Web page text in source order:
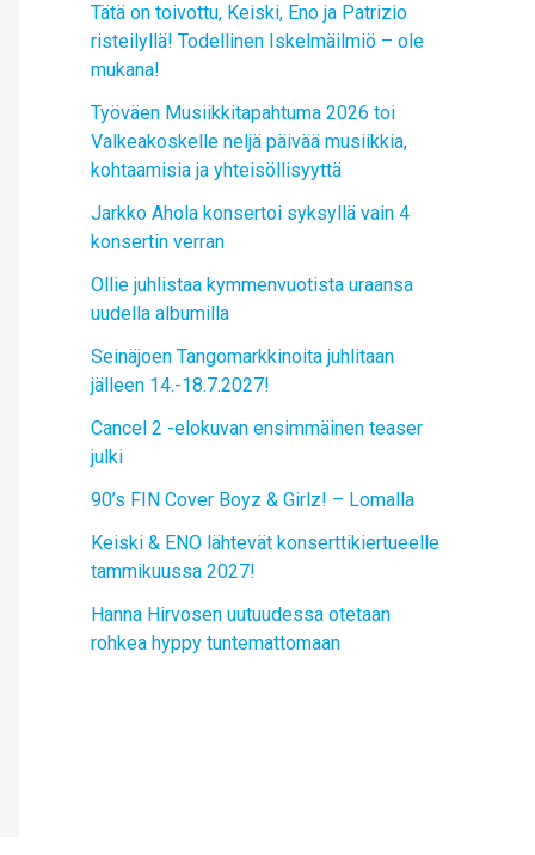
Tätä on toivottu, Keiski, Eno ja Patrizio
risteilyllä! Todellinen Iskelmäilmiö – ole
mukana!
Työväen Musiikkitapahtuma 2026 toi
Valkeakoskelle neljä päivää musiikkia,
kohtaamisia ja yhteisöllisyyttä
Jarkko Ahola konsertoi syksyllä vain 4
konsertin verran
Ollie juhlistaa kymmenvuotista uraansa
uudella albumilla
Seinäjoen Tangomarkkinoita juhlitaan
jälleen 14.-18.7.2027!
Cancel 2 -elokuvan ensimmäinen teaser
julki
90’s FIN Cover Boyz & Girlz! – Lomalla
Keiski & ENO lähtevät konserttikiertueelle
tammikuussa 2027!
Hanna Hirvosen uutuudessa otetaan
rohkea hyppy tuntemattomaan